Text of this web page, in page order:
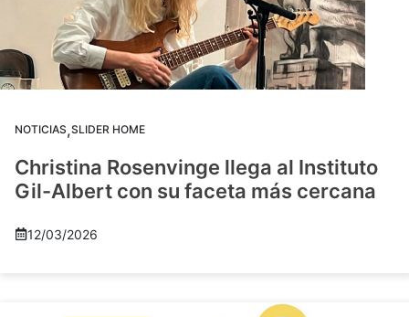
NOTICIAS,SLIDER HOME
Christina Rosenvinge llega al Instituto
Gil-Albert con su faceta más cercana
12/03/2026